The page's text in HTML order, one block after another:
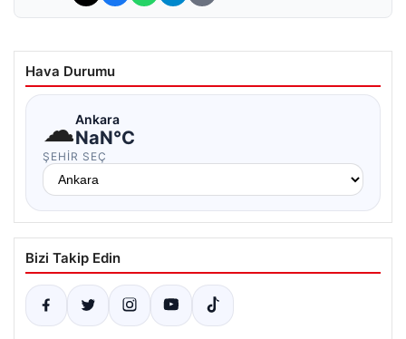
Hava Durumu
☁Ankara
NaN°C
ŞEHIR SEÇ
Bizi Takip Edin